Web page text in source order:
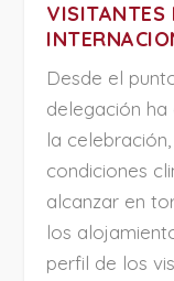
VISITANTES
Desde el
delegación
la
condiciones
alcanzar en
los
perfil de los